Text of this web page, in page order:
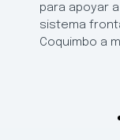
para apoyar
sistema
Coquimbo a